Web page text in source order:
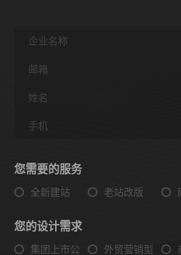
您需要的服务
全新建站 老站改版
您的设计需求
集团上市公 外贸营销型